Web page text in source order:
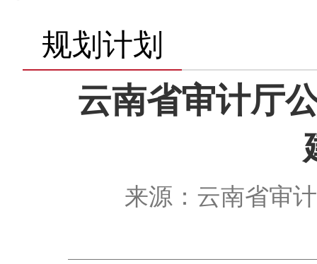
规划计划
云南省审计厅
来源：云南省审